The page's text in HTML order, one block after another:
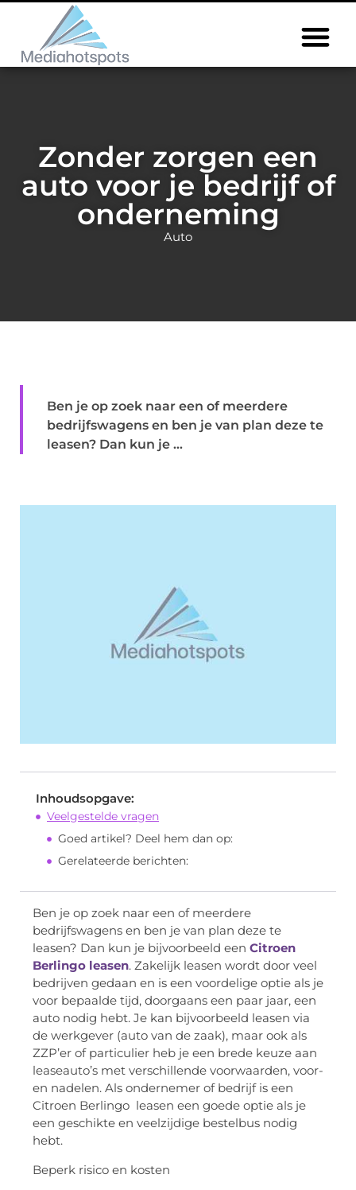
Zonder zorgen een
auto voor je bedrijf of
onderneming
Auto
Ben je op zoek naar een of meerdere
bedrijfswagens en ben je van plan deze te
leasen? Dan kun je ...
Inhoudsopgave:
Veelgestelde vragen
Goed artikel? Deel hem dan op:
Gerelateerde berichten:
Ben je op zoek naar een of meerdere
bedrijfswagens en ben je van plan deze te
leasen? Dan kun je bijvoorbeeld een Citroen
Berlingo leasen. Zakelijk leasen wordt door veel
bedrijven gedaan en is een voordelige optie als je
voor bepaalde tijd, doorgaans een paar jaar, een
auto nodig hebt. Je kan bijvoorbeeld leasen via
de werkgever (auto van de zaak), maar ook als
ZZP’er of particulier heb je een brede keuze aan
leaseauto’s met verschillende voorwaarden, voor-
en nadelen. Als ondernemer of bedrijf is een
Citroen Berlingo leasen een goede optie als je
een geschikte en veelzijdige bestelbus nodig
hebt.
Beperk risico en kosten